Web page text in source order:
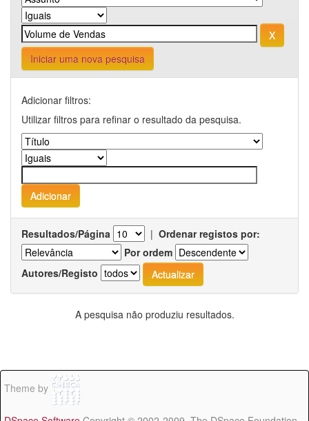
Iniciar uma nova pesquisa
Adicionar filtros:
Utilizar filtros para refinar o resultado da pesquisa.
Resultados/Página | Ordenar registos por:
Por ordem
Autores/Registo
A pesquisa não produziu resultados.
Theme by